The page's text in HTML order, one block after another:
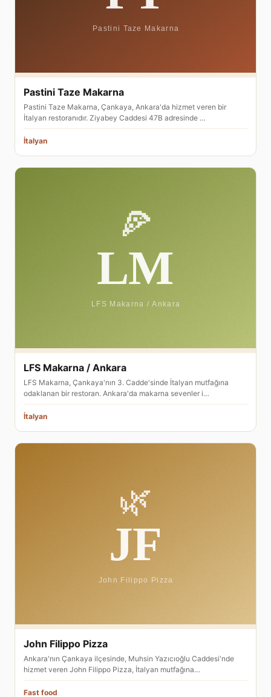
Pastini Taze Makarna
Pastini Taze Makarna, Çankaya, Ankara'da hizmet veren bir
İtalyan restoranıdır. Ziyabey Caddesi 47B adresinde …
İtalyan
LFS Makarna / Ankara
LFS Makarna, Çankaya'nın 3. Cadde'sinde İtalyan mutfağına
odaklanan bir restoran. Ankara'da makarna sevenler i…
İtalyan
John Filippo Pizza
Ankara'nın Çankaya ilçesinde, Muhsin Yazıcıoğlu Caddesi'nde
hizmet veren John Filippo Pizza, İtalyan mutfağına…
Fast food